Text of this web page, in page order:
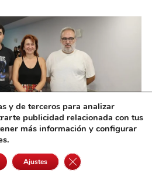
acoge una nueva
Returns
y de terceros para analizar
publicidad relacionada con tus
más información y configurar
Ajustes Cerrar el banner de